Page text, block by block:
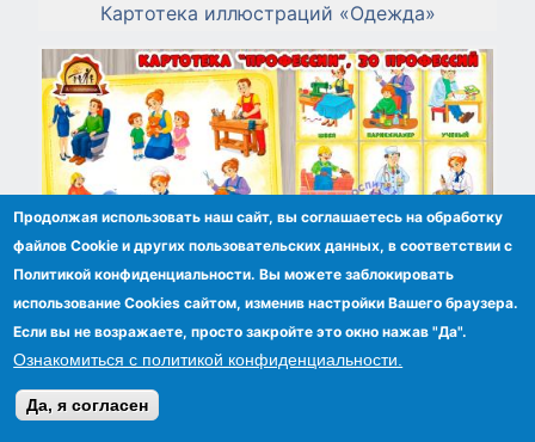
Картотека иллюстраций «Одежда»
Продолжая использовать наш сайт, вы соглашаетесь на обработку
файлов Сookie и других пользовательских данных, в соответствии с
Политикой конфиденциальности. Вы можете заблокировать
использование Cookies сайтом, изменив настройки Вашего браузера.
Если вы не возражаете, просто закройте это окно нажав "Да".
Ознакомиться с политикой конфиденциальности.
Да, я согласен